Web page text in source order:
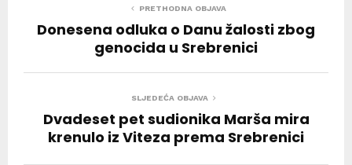
PRETHODNA OBJAVA
Donesena odluka o Danu žalosti zbog
genocida u Srebrenici
SLJEDEĆA OBJAVA
Dvadeset pet sudionika Marša mira
krenulo iz Viteza prema Srebrenici